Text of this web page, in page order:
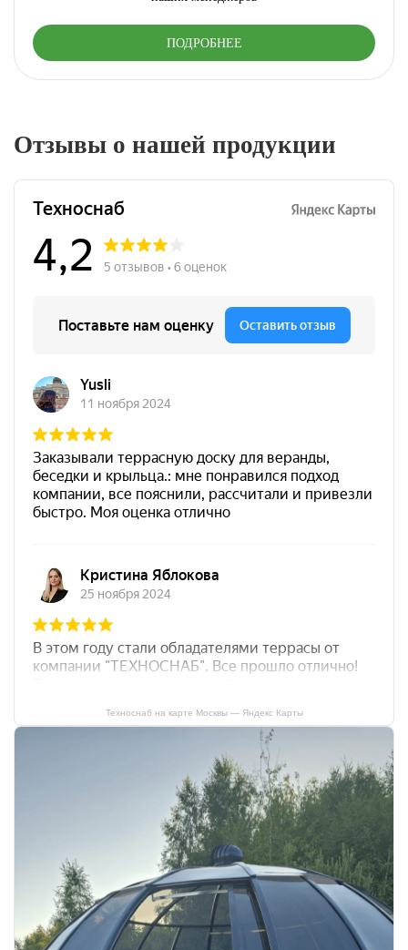
ПОДРОБНЕЕ
Отзывы о нашей продукции
Техноснаб на карте Москвы — Яндекс Карты